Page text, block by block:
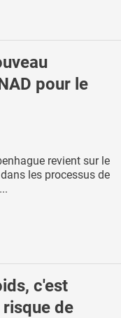
pour le
revient sur le
les processus de
c'est
de